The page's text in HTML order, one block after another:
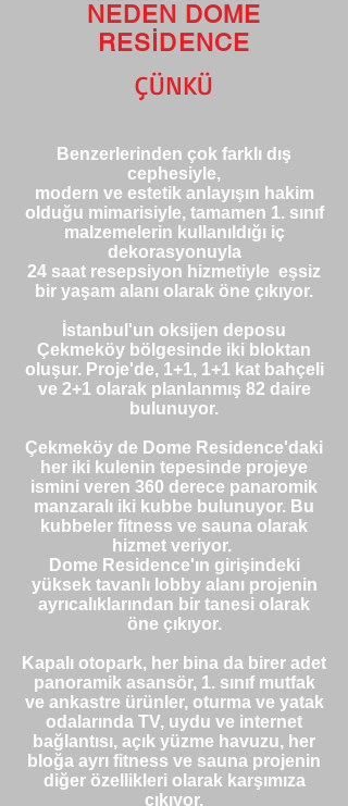
NEDEN DOME
RESİDENCE
ÇÜNKÜ
Benzerlerinden çok farklı dış
cephesiyle,
modern ve estetik anlayışın hakim
olduğu mimarisiyle, tamamen 1. sınıf
malzemelerin kullanıldığı iç
dekorasyonuyla
24 saat resepsiyon hizmetiyle eşsiz
bir yaşam alanı olarak öne çıkıyor.
İstanbul'un oksijen deposu
Çekmeköy bölgesinde iki bloktan
oluşur. Proje'de, 1+1, 1+1 kat bahçeli
ve 2+1 olarak planlanmış 82 daire
bulunuyor.
Çekmeköy de Dome Residence'daki
her iki kulenin tepesinde projeye
ismini veren 360 derece panaromik
manzaralı iki kubbe bulunuyor. Bu
kubbeler fitness ve sauna olarak
hizmet veriyor.
Dome Residence'ın girişindeki
yüksek tavanlı lobby alanı projenin
ayrıcalıklarından bir tanesi olarak
öne çıkıyor.
Kapalı otopark, her bina da birer adet
panoramik asansör, 1. sınıf mutfak
ve ankastre ürünler, oturma ve yatak
odalarında TV, uydu ve internet
bağlantısı, açık yüzme havuzu, her
bloğa ayrı fitness ve sauna projenin
diğer özellikleri olarak karşımıza
çıkıyor.